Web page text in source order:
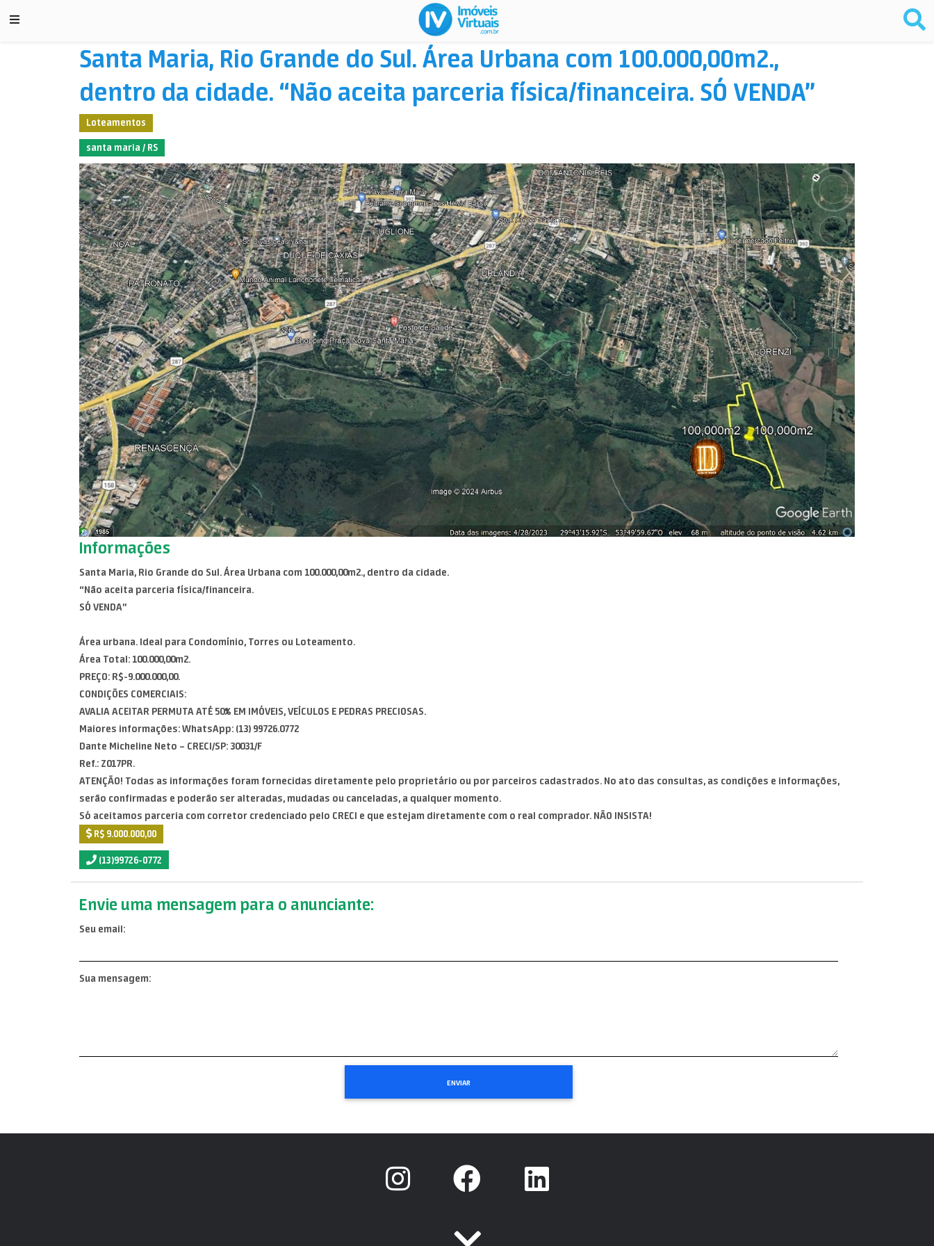
Santa Maria, Rio Grande do Sul. Área Urbana com 100.000,00m2.,
dentro da cidade. “Não aceita parceria física/financeira. SÓ VENDA”
Loteamentos
santa maria / RS
Informações
Santa Maria, Rio Grande do Sul. Área Urbana com 100.000,00m2., dentro da cidade.
“Não aceita parceria física/financeira.
SÓ VENDA”
Área urbana. Ideal para Condomínio, Torres ou Loteamento.
Área Total: 100.000,00m2.
PREÇO: R$-9.000.000,00.
CONDIÇÕES COMERCIAIS:
AVALIA ACEITAR PERMUTA ATÉ 50% EM IMÓVEIS, VEÍCULOS E PEDRAS PRECIOSAS.
Maiores informações: WhatsApp: (13) 99726.0772
Dante Micheline Neto – CRECI/SP: 30031/F
Ref.: Z017PR.
ATENÇÃO! Todas as informações foram fornecidas diretamente pelo proprietário ou por parceiros cadastrados. No ato das consultas, as condições e informações,
serão confirmadas e poderão ser alteradas, mudadas ou canceladas, a qualquer momento.
Só aceitamos parceria com corretor credenciado pelo CRECI e que estejam diretamente com o real comprador. NÃO INSISTA!
R$ 9.000.000,00
(13)99726-0772
Envie uma mensagem para o anunciante:
Seu email:
Sua mensagem: